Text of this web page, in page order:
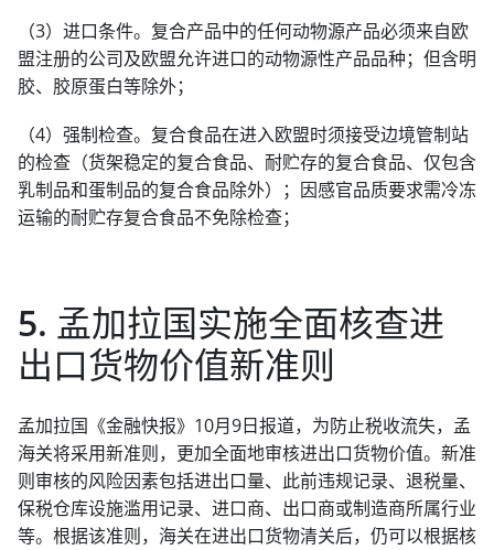
（3）进口条件。复合产品中的任何动物源产品必须来自欧
盟注册的公司及欧盟允许进口的动物源性产品品种；但含明
胶、胶原蛋白等除外；
（4）强制检查。复合食品在进入欧盟时须接受边境管制站
的检查（货架稳定的复合食品、耐贮存的复合食品、仅包含
乳制品和蛋制品的复合食品除外）；因感官品质要求需冷冻
运输的耐贮存复合食品不免除检查；
5. 孟加拉国实施全面核查进
出口货物价值新准则
孟加拉国《金融快报》10月9日报道，为防止税收流失，孟
海关将采用新准则，更加全面地审核进出口货物价值。新准
则审核的风险因素包括进出口量、此前违规记录、退税量、
保税仓库设施滥用记录、进口商、出口商或制造商所属行业
等。根据该准则，海关在进出口货物清关后，仍可以根据核